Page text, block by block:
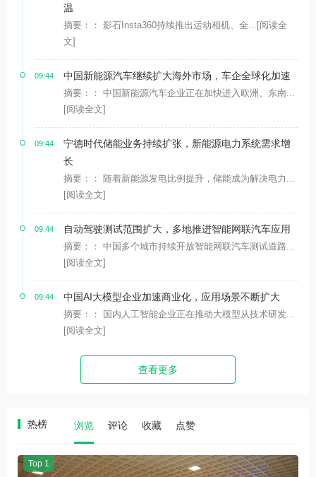
温
摘要：： 影石Insta360持续推出运动相机、全... [阅读全
文]
09:44 中国新能源汽车继续扩大海外市场，车企全球化加速
摘要：： 中国新能源汽车企业正在加快进入欧洲、东南...
[阅读全文]
09:44
宁德时代储能业务持续扩张，新能源电力系统需求增
长
摘要：： 随着新能源发电比例提升，储能成为解决电力...
[阅读全文]
09:44 自动驾驶测试范围扩大，多地推进智能网联汽车应用
摘要：： 中国多个城市持续开放智能网联汽车测试道路...
[阅读全文]
09:44 中国AI大模型企业加速商业化，应用场景不断扩大
摘要：： 国内人工智能企业正在推动大模型从技术研发...
[阅读全文]
查看更多
热榜 浏览 评论 收藏 点赞
Top 1